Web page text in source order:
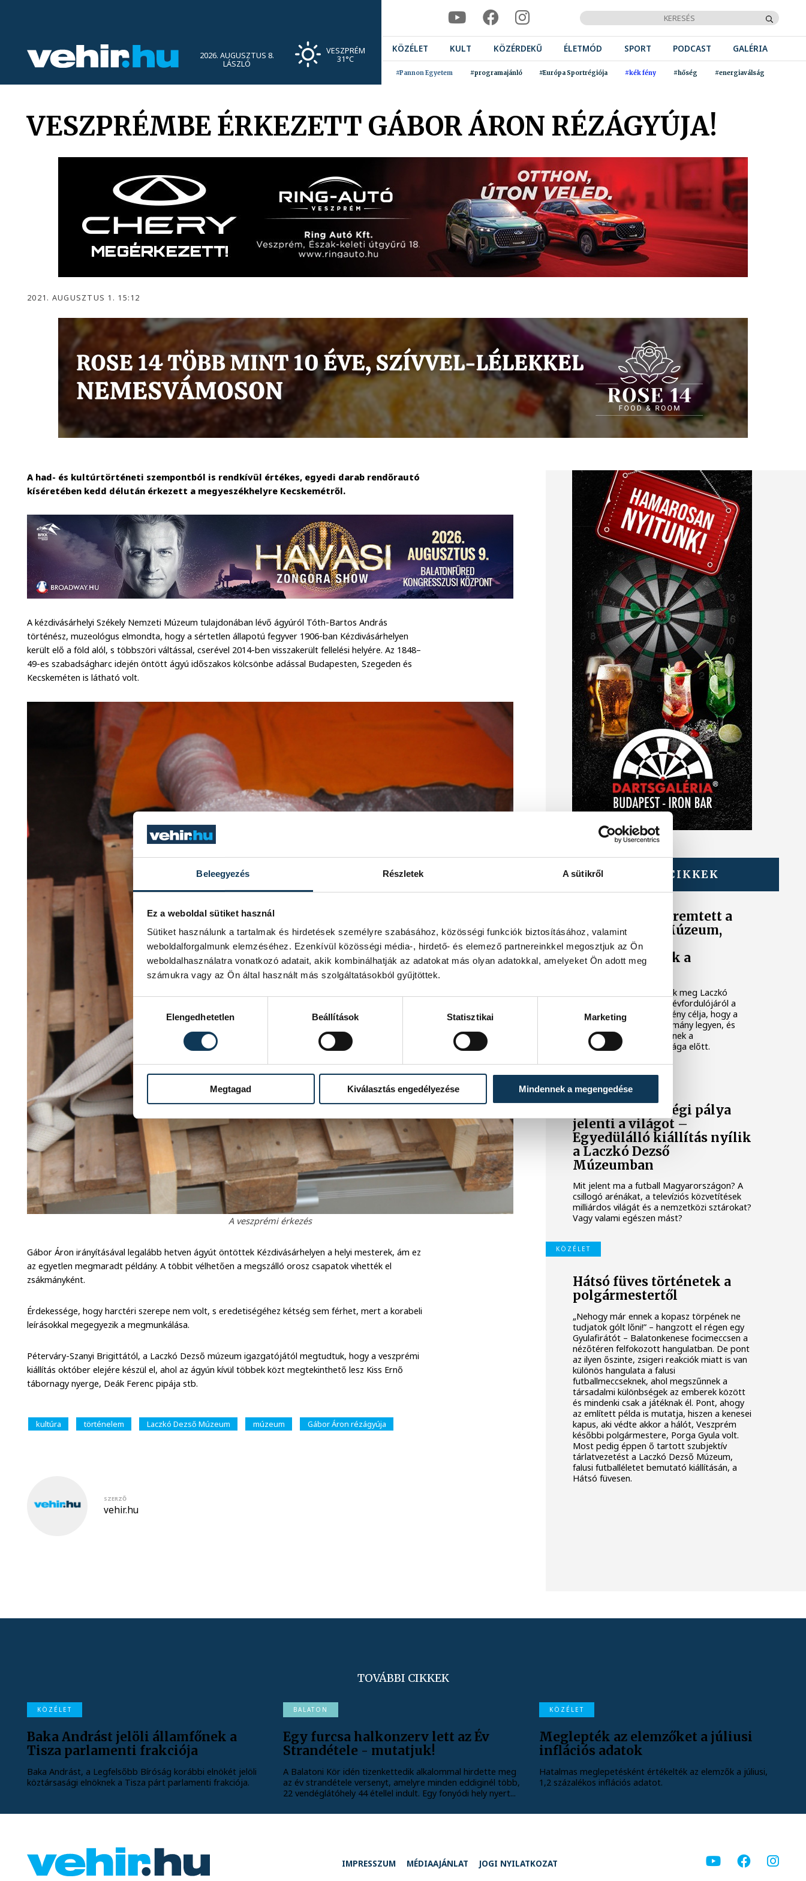
Beleegyezés Részletek A sütikről
Ez a weboldal sütiket használ
Sütiket használunk a tartalmak és hirdetések személyre szabásához, közösségi funkciók biztosításához, valamint
weboldalforgalmunk elemzéséhez. Ezenkívül közösségi média-, hirdető- és elemező partnereinkkel megosztjuk az Ön
weboldalhasználatra vonatkozó adatait, akik kombinálhatják az adatokat más olyan adatokkal, amelyeket Ön adott meg
számukra vagy az Ön által használt más szolgáltatásokból gyűjtöttek.
Elengedhetetlen
Beállítások Statisztikai Marketing
Megtagad Kiválasztás engedélyezése Mindennek a megengedése
2026. AUGUSZTUS 8.
LÁSZLÓ
VESZPRÉM
31°C
KÖZÉLET KULT KÖZÉRDEKŰ ÉLETMÓD SPORT PODCAST GALÉRIA
#Pannon Egyetem #programajánló #Európa Sportrégiója #kék fény #hőség #energiaválság
VESZPRÉMBE ÉRKEZETT GÁBOR ÁRON RÉZÁGYÚJA!
2021. AUGUSZTUS 1. 15:12
A had- és kultúrtörténeti szempontból is rendkívül értékes, egyedi darab rendőrautó
kíséretében kedd délután érkezett a megyeszékhelyre Kecskemétről.
A kézdivásárhelyi Székely Nemzeti Múzeum tulajdonában lévő ágyúról Tóth-Bartos András
történész, muzeológus elmondta, hogy a sértetlen állapotú fegyver 1906-ban Kézdivásárhelyen
került elő a föld alól, s többszöri váltással, cserével 2014-ben visszakerült fellelési helyére. Az 1848–
49-es szabadságharc idején öntött ágyú időszakos kölcsönbe adással Budapesten, Szegeden és
Kecskeméten is látható volt.
A veszprémi érkezés
Gábor Áron irányításával legalább hetven ágyút öntöttek Kézdivásárhelyen a helyi mesterek, ám ez
az egyetlen megmaradt példány. A többit vélhetően a megszálló orosz csapatok vihették el
zsákmányként.
Érdekessége, hogy harctéri szerepe nem volt, s eredetiségéhez kétség sem férhet, mert a korabeli
leírásokkal megegyezik a megmunkálása.
Péterváry-Szanyi Brigittától, a Laczkó Dezső múzeum igazgatójától megtudtuk, hogy a veszprémi
kiállítás október elejére készül el, ahol az ágyún kívül többek közt megtekinthető lesz Kiss Ernő
tábornagy nyerge, Deák Ferenc pipája stb.
kultúra történelem Laczkó Dezső Múzeum múzeum Gábor Áron rézágyúja
SZERZŐ
vehir.hu
TOVÁBBI CIKKEK
Hagyományt teremtett a
Laczkó Dezső Múzeum,
minden évben
megemlékeznek a
Koszorúzással emlékeztek meg Laczkó
Dezső születésének 166. évfordulójáról a
múzeum előtt. Az intézmény célja, hogy a
megemlékezésből hagyomány legyen, és
minden évben tisztelegjenek a
múzeumalapító munkássága előtt.
KÖZÉLET
Amikor a falu végi pálya
jelenti a világot –
Egyedülálló kiállítás nyílik
a Laczkó Dezső
Múzeumban
Mit jelent ma a futball Magyarországon? A
csillogó arénákat, a televíziós közvetítések
milliárdos világát és a nemzetközi sztárokat?
Vagy valami egészen mást?
KÖZÉLET
Hátsó füves történetek a
polgármestertől
„Nehogy már ennek a kopasz törpének ne
tudjatok gólt lőni!” – hangzott el régen egy
Gyulafirátót – Balatonkenese focimeccsen a
nézőtéren felfokozott hangulatban. De pont
az ilyen őszinte, zsigeri reakciók miatt is van
különös hangulata a falusi
futballmeccseknek, ahol megszűnnek a
társadalmi különbségek az emberek között
és mindenki csak a játéknak él. Pont, ahogy
az említett példa is mutatja, hiszen a kenesei
kapus, aki védte akkor a hálót, Veszprém
későbbi polgármestere, Porga Gyula volt.
Most pedig éppen ő tartott szubjektív
tárlatvezetést a Laczkó Dezső Múzeum,
falusi futballéletet bemutató kiállításán, a
Hátsó füvesen.
TOVÁBBI CIKKEK
KÖZÉLET
Baka Andrást jelöli államfőnek a
Tisza parlamenti frakciója
Baka Andrást, a Legfelsőbb Bíróság korábbi elnökét jelöli
köztársasági elnöknek a Tisza párt parlamenti frakciója.
BALATON
Egy furcsa halkonzerv lett az Év
Strandétele - mutatjuk!
A Balatoni Kör idén tizenkettedik alkalommal hirdette meg
az év strandétele versenyt, amelyre minden eddiginél több,
22 vendéglátóhely 44 étellel indult. Egy fonyódi hely nyert...
KÖZÉLET
Meglepték az elemzőket a júliusi
inflációs adatok
Hatalmas meglepetésként értékelték az elemzők a júliusi,
1,2 százalékos inflációs adatot.
IMPRESSZUM MÉDIAAJÁNLAT JOGI NYILATKOZAT